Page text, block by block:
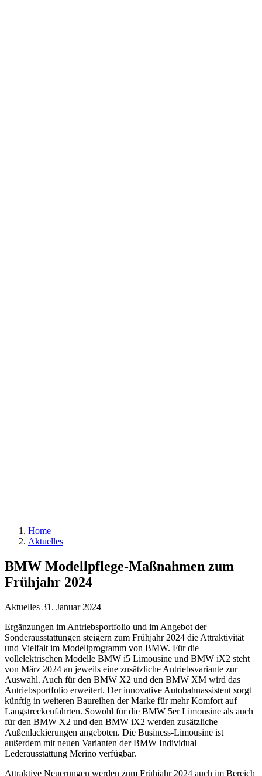
Home
Aktuelles
BMW Modellpflege-Maßnahmen zum
Frühjahr 2024
Aktuelles 31. Januar 2024
Ergänzungen im Antriebsportfolio und im Angebot der
Sonderausstattungen steigern zum Frühjahr 2024 die Attraktivität
und Vielfalt im Modellprogramm von BMW. Für die
vollelektrischen Modelle BMW i5 Limousine und BMW iX2 steht
von März 2024 an jeweils eine zusätzliche Antriebsvariante zur
Auswahl. Auch für den BMW X2 und den BMW XM wird das
Antriebsportfolio erweitert. Der innovative Autobahnassistent sorgt
künftig in weiteren Baureihen der Marke für mehr Komfort auf
Langstreckenfahrten. Sowohl für die BMW 5er Limousine als auch
für den BMW X2 und den BMW iX2 werden zusätzliche
Außenlackierungen angeboten. Die Business-Limousine ist
außerdem mit neuen Varianten der BMW Individual
Lederausstattung Merino verfügbar.
Attraktive Neuerungen werden zum Frühjahr 2024 auch im Bereich